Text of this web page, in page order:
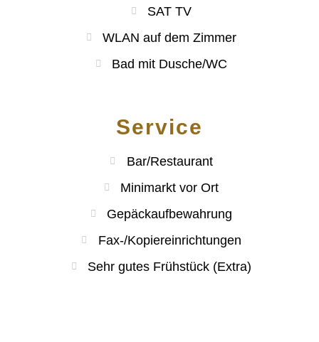
SAT TV
WLAN auf dem Zimmer
Bad mit Dusche/WC
Service
Bar/Restaurant
Minimarkt vor Ort
Gepäckaufbewahrung
Fax-/Kopiereinrichtungen
Sehr gutes Frühstück (Extra)